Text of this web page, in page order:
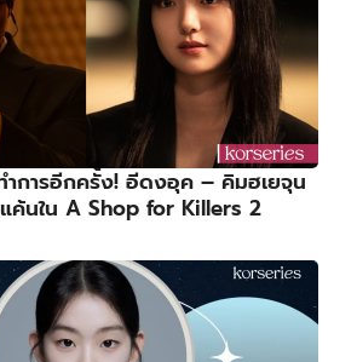
ำการอีกครั้ง! อีดงอุค – คิมฮเยจุน
ค้นใน A Shop for Killers 2